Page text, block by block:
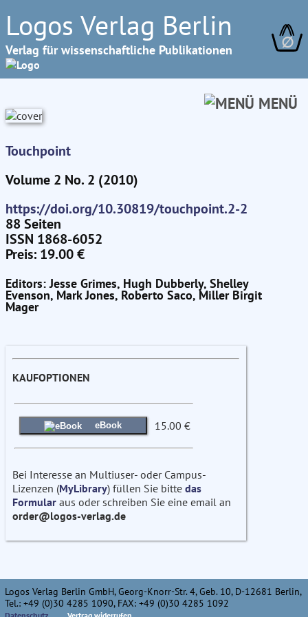
Logos Verlag Berlin
Verlag für wissenschaftliche Publikationen ∅
MENÜ
Touchpoint
Volume 2 No. 2 (2010)
https://doi.org/10.30819/touchpoint.2-2
88 Seiten
ISSN 1868-6052
Preis: 19.00 €
Editors: Jesse Grimes, Hugh Dubberly, Shelley
Evenson, Mark Jones, Roberto Saco, Miller Birgit
Mager
KAUFOPTIONEN
eBook 15.00 €
Bei Interesse an Multiuser- oder Campus-
Lizenzen (MyLibrary) füllen Sie bitte das
Formular aus oder schreiben Sie eine email an
order@logos-verlag.de
Logos Verlag Berlin GmbH, Georg-Knorr-Str. 4, Geb. 10, D-12681 Berlin,
Tel.: +49 (0)30 4285 1090, FAX: +49 (0)30 4285 1092